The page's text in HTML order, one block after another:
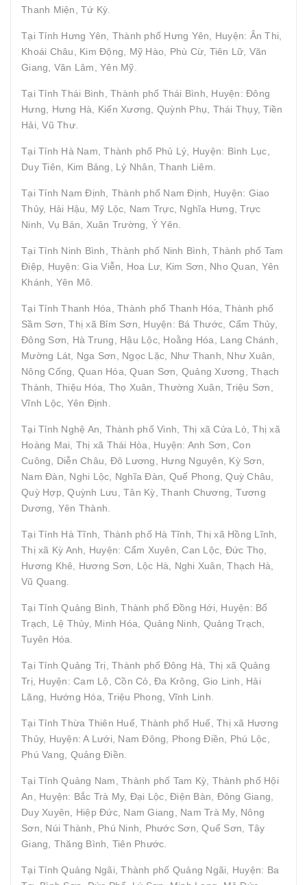
Thanh Miện, Tứ Kỳ.
Tại Tỉnh Hưng Yên, Thành phố Hưng Yên, Huyện: Ân Thi,
Khoái Châu, Kim Động, Mỹ Hào, Phù Cừ, Tiên Lữ, Văn
Giang, Văn Lâm, Yên Mỹ.
Tại Tỉnh Thái Bình, Thành phố Thái Bình, Huyện: Đông
Hưng, Hưng Hà, Kiến Xương, Quỳnh Phụ, Thái Thụy, Tiền
Hải, Vũ Thư.
Tại Tỉnh Hà Nam, Thành phố Phủ Lý, Huyện: Bình Lục,
Duy Tiên, Kim Bảng, Lý Nhân, Thanh Liêm.
Tại Tỉnh Nam Định, Thành phố Nam Định, Huyện: Giao
Thủy, Hải Hậu, Mỹ Lộc, Nam Trực, Nghĩa Hưng, Trực
Ninh, Vụ Bản, Xuân Trường, Ý Yên.
Tại Tỉnh Ninh Bình, Thành phố Ninh Bình, Thành phố Tam
Điệp, Huyện: Gia Viễn, Hoa Lư, Kim Sơn, Nho Quan, Yên
Khánh, Yên Mô.
Tại Tỉnh Thanh Hóa, Thành phố Thanh Hóa, Thành phố
Sầm Sơn, Thị xã Bỉm Sơn, Huyện: Bá Thước, Cẩm Thủy,
Đông Sơn, Hà Trung, Hậu Lộc, Hoằng Hóa, Lang Chánh,
Mường Lát, Nga Sơn, Ngọc Lặc, Như Thanh, Như Xuân,
Nông Cống, Quan Hóa, Quan Sơn, Quảng Xương, Thạch
Thành, Thiệu Hóa, Thọ Xuân, Thường Xuân, Triệu Sơn,
Vĩnh Lộc, Yên Định.
Tại Tỉnh Nghệ An, Thành phố Vinh, Thị xã Cửa Lò, Thị xã
Hoàng Mai, Thị xã Thái Hòa, Huyện: Anh Sơn, Con
Cuông, Diễn Châu, Đô Lương, Hưng Nguyên, Kỳ Sơn,
Nam Đàn, Nghi Lộc, Nghĩa Đàn, Quế Phong, Quỳ Châu,
Quỳ Hợp, Quỳnh Lưu, Tân Kỳ, Thanh Chương, Tương
Dương, Yên Thành.
Tại Tỉnh Hà Tĩnh, Thành phố Hà Tĩnh, Thị xã Hồng Lĩnh,
Thị xã Kỳ Anh, Huyện: Cẩm Xuyên, Can Lộc, Đức Thọ,
Hương Khê, Hương Sơn, Lộc Hà, Nghi Xuân, Thạch Hà,
Vũ Quang.
Tại Tỉnh Quảng Bình, Thành phố Đồng Hới, Huyện: Bố
Trạch, Lệ Thủy, Minh Hóa, Quảng Ninh, Quảng Trạch,
Tuyên Hóa.
Tại Tỉnh Quảng Trị, Thành phố Đông Hà, Thị xã Quảng
Trị, Huyện: Cam Lộ, Cồn Cỏ, Đa Krông, Gio Linh, Hải
Lăng, Hướng Hóa, Triệu Phong, Vĩnh Linh.
Tại Tỉnh Thừa Thiên Huế, Thành phố Huế, Thị xã Hương
Thủy, Huyện: A Lưới, Nam Đông, Phong Điền, Phú Lộc,
Phú Vang, Quảng Điền.
Tại Tỉnh Quảng Nam, Thành phố Tam Kỳ, Thành phố Hội
An, Huyện: Bắc Trà My, Đại Lộc, Điện Bàn, Đông Giang,
Duy Xuyên, Hiệp Đức, Nam Giang, Nam Trà My, Nông
Sơn, Núi Thành, Phú Ninh, Phước Sơn, Quế Sơn, Tây
Giang, Thăng Bình, Tiên Phước.
Tại Tỉnh Quảng Ngãi, Thành phố Quảng Ngãi, Huyện: Ba